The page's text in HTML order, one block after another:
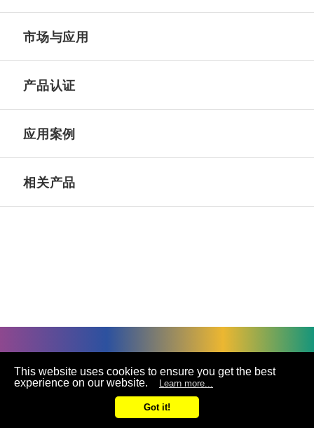
市场与应用
产品认证
应用案例
相关产品
This website uses cookies to ensure you get the best
experience on our website.
Learn more...
Got it!